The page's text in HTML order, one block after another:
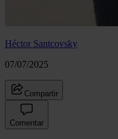
Héctor Santcovsky
07/07/2025
Compartir
Comentar